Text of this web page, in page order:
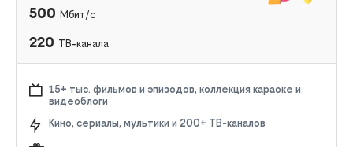
500 Мбит/с
220 ТВ-канала
15+ тыс. фильмов и эпизодов, коллекция караоке и
видеоблоги
Кино, сериалы, мультики и 200+ ТВ-каналов